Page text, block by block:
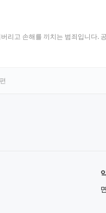
고 손해를 끼치는 범죄입니다.
편